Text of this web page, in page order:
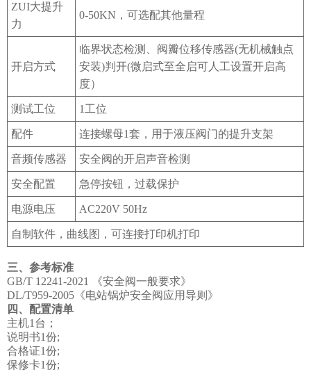
ZUI大提升
力
0-50KN，可选配其他量程
开启方式
临界状态检测、阀瓣位移传感器(无机械触点
安装)判开(微启式至全启可人工设置开启高
度）
测试工位 1工位
配件 连接螺母1套，用于液压阀门的提升支架
音频传感器 安全阀的开启声音检测
安全配置 急停按钮，过载保护
电源电压 AC220V 50Hz
自制软件，曲线图，可连接打印机打印
‌三、 参考标准
GB/T 12241-2021 《安全阀一般要求》
DL/T959-2005《电站锅炉安全阀应用导则》
四、配置清单
主机1台；
说明书1份;
合格证1份;
保修卡1份;